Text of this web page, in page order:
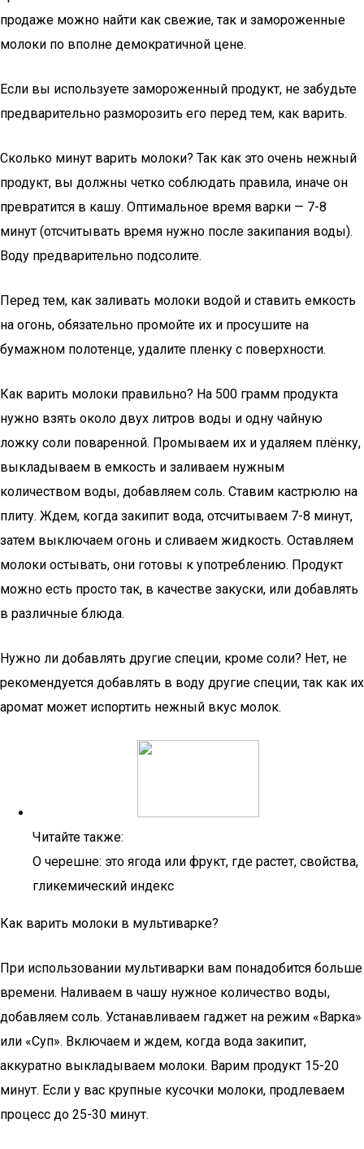
продаже можно найти как свежие, так и замороженные
молоки по вполне демократичной цене.
Если вы используете замороженный продукт, не забудьте
предварительно разморозить его перед тем, как варить.
Сколько минут варить молоки? Так как это очень нежный
продукт, вы должны четко соблюдать правила, иначе он
превратится в кашу. Оптимальное время варки — 7-8
минут (отсчитывать время нужно после закипания воды).
Воду предварительно подсолите.
Перед тем, как заливать молоки водой и ставить емкость
на огонь, обязательно промойте их и просушите на
бумажном полотенце, удалите пленку с поверхности.
Как варить молоки правильно? На 500 грамм продукта
нужно взять около двух литров воды и одну чайную
ложку соли поваренной. Промываем их и удаляем плёнку,
выкладываем в емкость и заливаем нужным
количеством воды, добавляем соль. Ставим кастрюлю на
плиту. Ждем, когда закипит вода, отсчитываем 7-8 минут,
затем выключаем огонь и сливаем жидкость. Оставляем
молоки остывать, они готовы к употреблению. Продукт
можно есть просто так, в качестве закуски, или добавлять
в различные блюда.
Нужно ли добавлять другие специи, кроме соли? Нет, не
рекомендуется добавлять в воду другие специи, так как их
аромат может испортить нежный вкус молок.
Читайте также:
О черешне: это ягода или фрукт, где растет, свойства,
гликемический индекс
Как варить молоки в мультиварке?
При использовании мультиварки вам понадобится больше
времени. Наливаем в чашу нужное количество воды,
добавляем соль. Устанавливаем гаджет на режим «Варка»
или «Суп». Включаем и ждем, когда вода закипит,
аккуратно выкладываем молоки. Варим продукт 15-20
минут. Если у вас крупные кусочки молоки, продлеваем
процесс до 25-30 минут.